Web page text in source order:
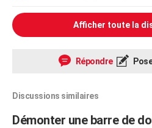
Afficher toute la
Répondre
Discussions similaires
Démonter une barre de